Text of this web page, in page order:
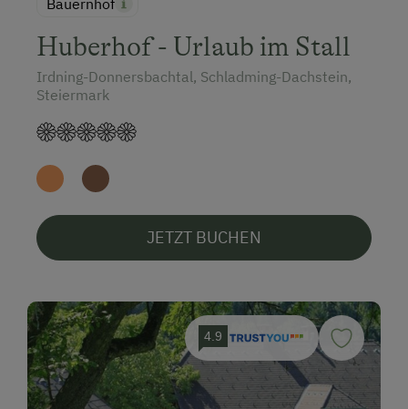
Bauernhof
Huberhof - Urlaub im Stall
Irdning-Donnersbachtal, Schladming-Dachstein,
Steiermark
JETZT BUCHEN
4.9